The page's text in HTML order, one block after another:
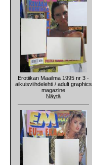
Erotiikan Maailma 1995 nr 3 -
aikuisviihdelehti / adult graphics
magazine
Näytä